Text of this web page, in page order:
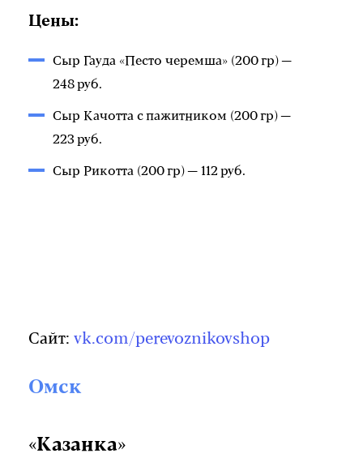
Цены:
Сыр Гауда «Песто черемша» (200 гр) —
248 руб.
Сыр Качотта с пажитником (200 гр) —
223 руб.
Сыр Рикотта (200 гр) — 112 руб.
Сайт: vk.com/perevoznikovshop
Омск
«Казанка»